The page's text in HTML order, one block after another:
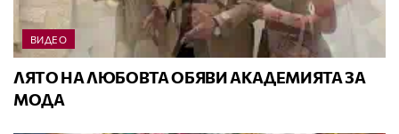
ВИДЕО
ЛЯТО НА ЛЮБОВТА ОБЯВИ АКАДЕМИЯТА ЗА
МОДА